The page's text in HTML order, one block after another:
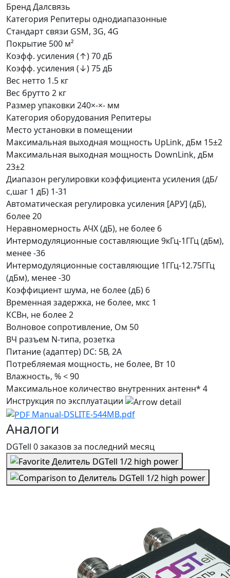
БрендДалсвязь
Категория Репитеры однодиапазонные
Стандарт связи GSM, 3G, 4G
Покрытие 500 м²
Коэфф. усиления (↑)70 дБ
Коэфф. усиления (↓)75 дБ
Вес нетто 1.5 кг
Вес брутто 2 кг
Размер упаковки 240×-×- мм
Категория оборудования Репитеры
Место установки в помещении
Максимальная выходная мощность UpLink, дБм 15±2
Максимальная выходная мощность DownLink, дБм
23±2
Диапазон регулировки коэффициента усиления (дБ/
с,шаг 1 дБ) 1-31
Автоматическая регулировка усиления [АРУ] (дБ),
более20
Неравномерность АЧХ (дБ), не более 6
Интермодуляционные составляющие 9кГц-1ГГц (дБм),
менее-36
Интермодуляционные составляющие 1ГГц-12.75ГГц
(дБм), менее-30
Коэффициент шума, не более (дБ) 6
Временная задержка, не более, мкс 1
КСВн, не более2
Волновое сопротивление, Ом 50
ВЧ разъем N-типа, розетка
Питание (адаптер) DC: 5В, 2А
Потребляемая мощность, не более, Вт 10
Влажность, %< 90
Максимальное количество внутренних антенн* 4
Инструкция по эксплуатации
Manual-DSLITE-544MB.pdf
Аналоги
DGTell 0 заказовза последний месяц